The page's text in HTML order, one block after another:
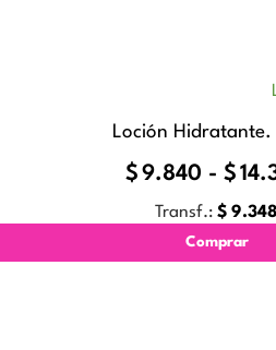
Loción Hidratante.
$ 9.840 - $
Transf.: $
Comprar